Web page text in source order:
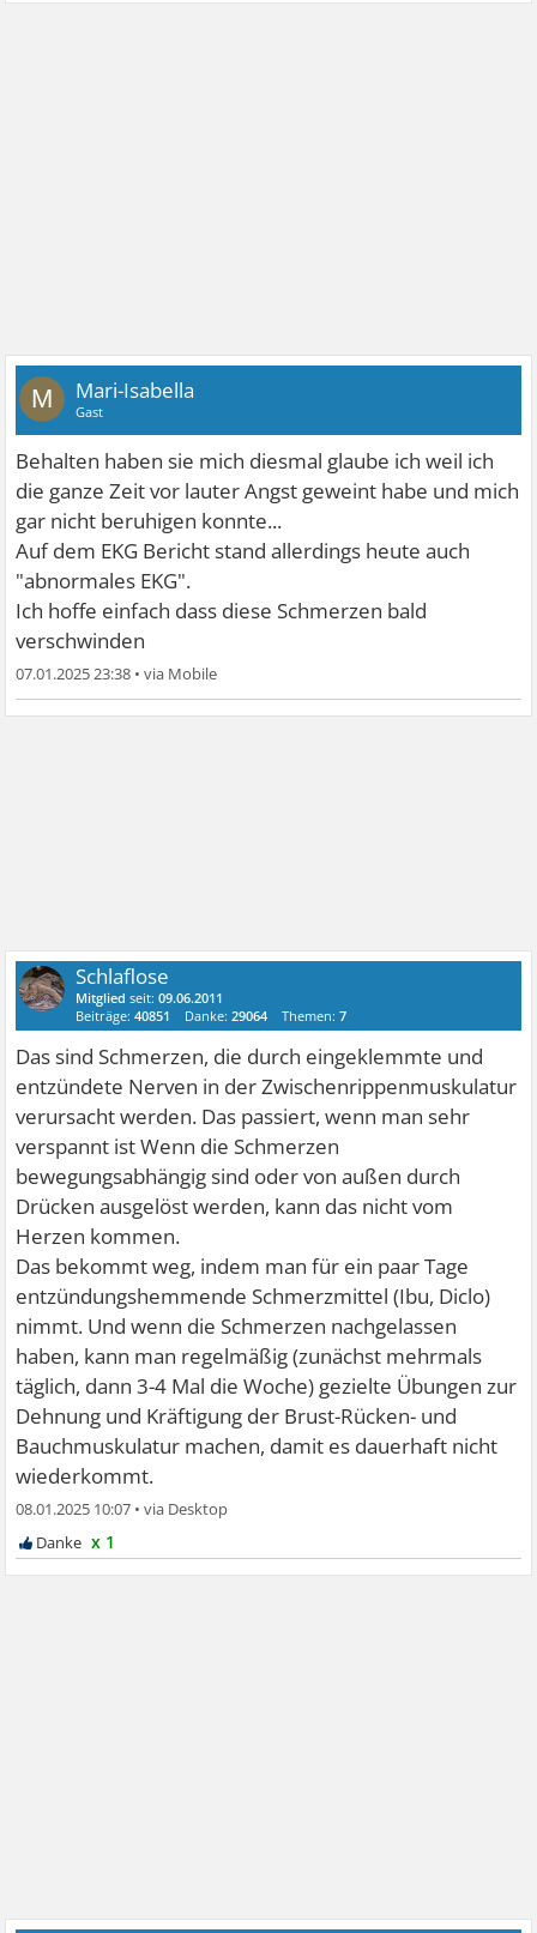
M Mari-Isabella
Gast
Behalten haben sie mich diesmal glaube ich weil ich
die ganze Zeit vor lauter Angst geweint habe und mich
gar nicht beruhigen konnte...
Auf dem EKG Bericht stand allerdings heute auch
"abnormales EKG".
Ich hoffe einfach dass diese Schmerzen bald
verschwinden
07.01.2025 23:38 •
Schlaflose
Mitglied seit:09.06.2011
Beiträge:40851 Danke:29064 Themen:7
Das sind Schmerzen, die durch eingeklemmte und
entzündete Nerven in der Zwischenrippenmuskulatur
verursacht werden. Das passiert, wenn man sehr
verspannt ist Wenn die Schmerzen
bewegungsabhängig sind oder von außen durch
Drücken ausgelöst werden, kann das nicht vom
Herzen kommen.
Das bekommt weg, indem man für ein paar Tage
entzündungshemmende Schmerzmittel (Ibu, Diclo)
nimmt. Und wenn die Schmerzen nachgelassen
haben, kann man regelmäßig (zunächst mehrmals
täglich, dann 3-4 Mal die Woche) gezielte Übungen zur
Dehnung und Kräftigung der Brust-Rücken- und
Bauchmuskulatur machen, damit es dauerhaft nicht
wiederkommt.
08.01.2025 10:07 •
x 1